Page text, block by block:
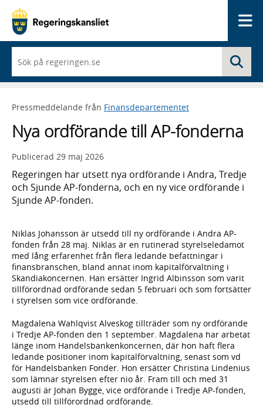
du
börjar
skriva
framträder
lista
med
sökförslag
Pressmeddelande från Finansdepartementet
Nya ordförande till AP-fonderna
Publicerad 29 maj 2026
Regeringen har utsett nya ordförande i Andra, Tredje
och Sjunde AP-fonderna, och en ny vice ordförande i
Sjunde AP-fonden.
Niklas Johansson är utsedd till ny ordförande i Andra AP-
fonden från 28 maj. Niklas är en rutinerad styrelseledamot
med lång erfarenhet från flera ledande befattningar i
finansbranschen, bland annat inom kapitalförvaltning i
Skandiakoncernen. Han ersätter Ingrid Albinsson som varit
tillförordnad ordförande sedan 5 februari och som fortsätter
i styrelsen som vice ordförande.
Magdalena Wahlqvist Alveskog tillträder som ny ordförande
i Tredje AP-fonden den 1 september. Magdalena har arbetat
länge inom Handelsbankenkoncernen, där hon haft flera
ledande positioner inom kapitalförvaltning, senast som vd
för Handelsbanken Fonder. Hon ersätter Christina Lindenius
som lämnar styrelsen efter nio år. Fram till och med 31
augusti är Johan Bygge, vice ordförande i Tredje AP-fonden,
utsedd till tillförordnad ordförande.